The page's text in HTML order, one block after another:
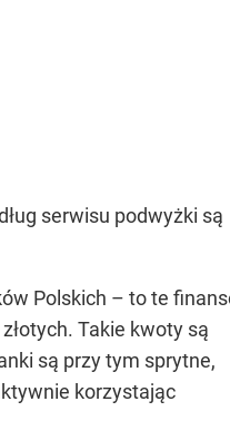
serwisu podwyżki są
Polskich – to te
Takie kwoty są
są przy tym sprytne,
korzystając